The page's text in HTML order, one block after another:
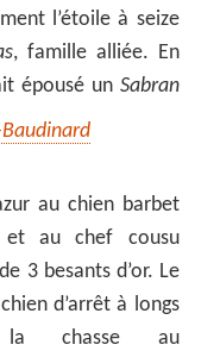
l’étoile à seize
, famille alliée. En
épousé un Sabran
au chien barbet
et au chef cousu
3 besants d’or. Le
d’arrêt à longs
la chasse au